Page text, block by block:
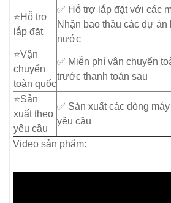
⭐️Hỗ trợ
lắp đặt
✅ Hỗ trợ lắp đặt với các
Nhận bao thầu các dự
nước
⭐️Vận
chuyển
toàn quốc
✅ Miễn phí vận chuyển
trước thanh toán sau
⭐️Sản
xuất theo
yêu cầu
✅ Sản xuất các dòng
yêu cầu
Video sản phẩm: